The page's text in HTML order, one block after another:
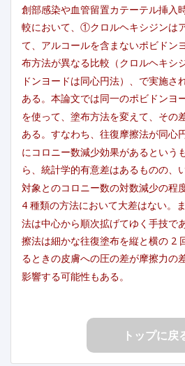
創部感染や血管留置カテーテル挿入
較において、①クロルヘキシジンは
て、アルコールを含まないポビドン
布方法が異なる比較（クロルヘキシ
ドンヨードは同心円法）、で実施さ
ある。本論文では同一のポビドンヨ
を使って、塗布方法を変えて、その
ある。すなわち、往復摩擦法が同心
にコロニー数減少効果があるという
ら、統計学的有意差はあるものの、
対象とのコロニー数の対数減少の程
4 種類の方法において大差はない。
法は中心から順次拡げてゆく手技で
擦法は細かな往復塗布を縦と横の 2
るときの皮膚への圧の差が摩擦力の
影響する可能性もある。
トップに戻